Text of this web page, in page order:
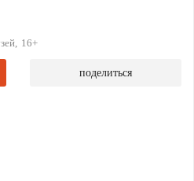
16+
поделиться